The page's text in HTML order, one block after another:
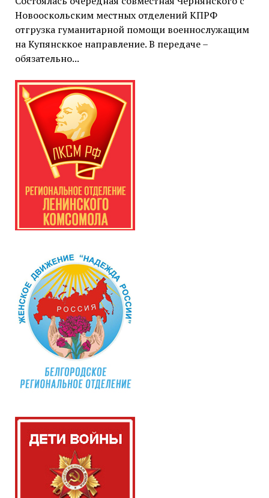
Новооскольским местных отделений КПРФ
отгрузка гуманитарной помощи военнослужащим
на Купянсккое направление. В передаче –
обязательно...